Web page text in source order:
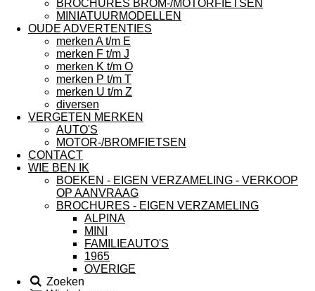
BROCHURES BROM-/MOTORFIETSEN
MINIATUURMODELLEN
OUDE ADVERTENTIES
merken A t/m E
merken F t/m J
merken K t/m O
merken P t/m T
merken U t/m Z
diversen
VERGETEN MERKEN
AUTO'S
MOTOR-/BROMFIETSEN
CONTACT
WIE BEN IK
BOEKEN - EIGEN VERZAMELING - VERKOOP
OP AANVRAAG
BROCHURES - EIGEN VERZAMELING
ALPINA
MINI
FAMILIEAUTO'S
1965
OVERIGE
Zoeken